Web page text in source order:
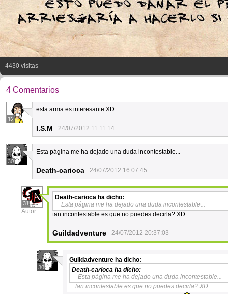
4430 visitas
4 Comentarios
12
esta arma es interesante XD
I.S.M 24/07/2012 11:11:14
30
Esta página me ha dejado una duda incontestable...
Death-carioca 24/07/2012 16:07:45
31
Autor
Death-carioca ha dicho:
Esta página me ha dejado una duda incontestable...
tan incontestable es que no puedes decirla? XD
Guildadventure 24/07/2012 20:37:03
30
Guildadventure ha dicho:
Death-carioca ha dicho:
Esta página me ha dejado una duda incontestable...
tan incontestable es que no puedes decirla? XD